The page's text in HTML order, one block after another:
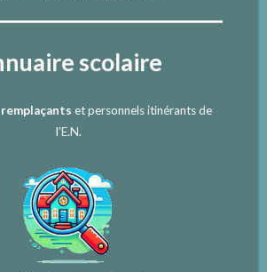
scolaire
remplaçants et personnels itinérants de
l'E.N.